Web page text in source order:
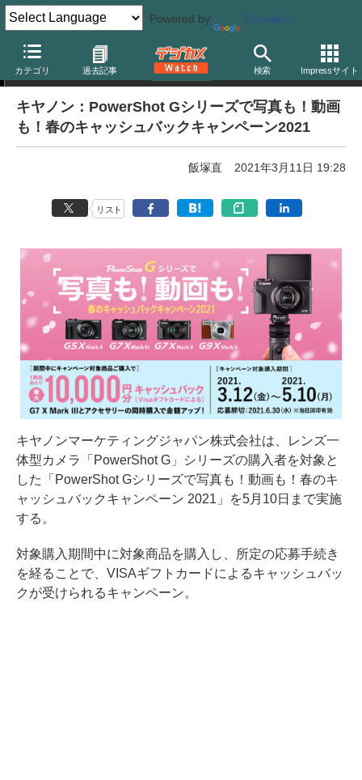
Powered by Translate
カテゴリ 過去記事 検索 Impressサイト
キャンペーン
キヤノン：PowerShot Gシリーズで写真も！動画
も！春のキャッシュバックキャンペーン2021
飯塚直 2021年3月11日 19:28
リスト
キヤノンマーケティングジャパン株式会社は、レンズ一
体型カメラ「PowerShot G」シリーズの購入者を対象と
した「PowerShot Gシリーズで写真も！動画も！春のキ
ャッシュバックキャンペーン 2021」を5月10日まで実施
する。
対象購入期間中に対象商品を購入し、所定の応募手続き
を経ることで、VISAギフトカードによるキャッシュバッ
クが受けられるキャンペーン。